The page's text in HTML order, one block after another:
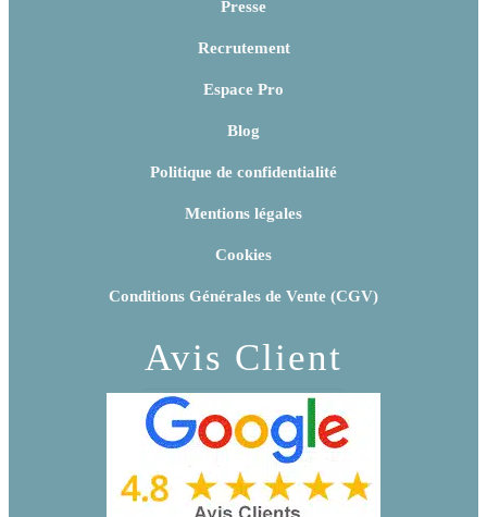
Presse
Recrutement
Espace Pro
Blog
Politique de confidentialité
Mentions légales
Cookies
Conditions Générales de Vente (CGV)
Avis Client